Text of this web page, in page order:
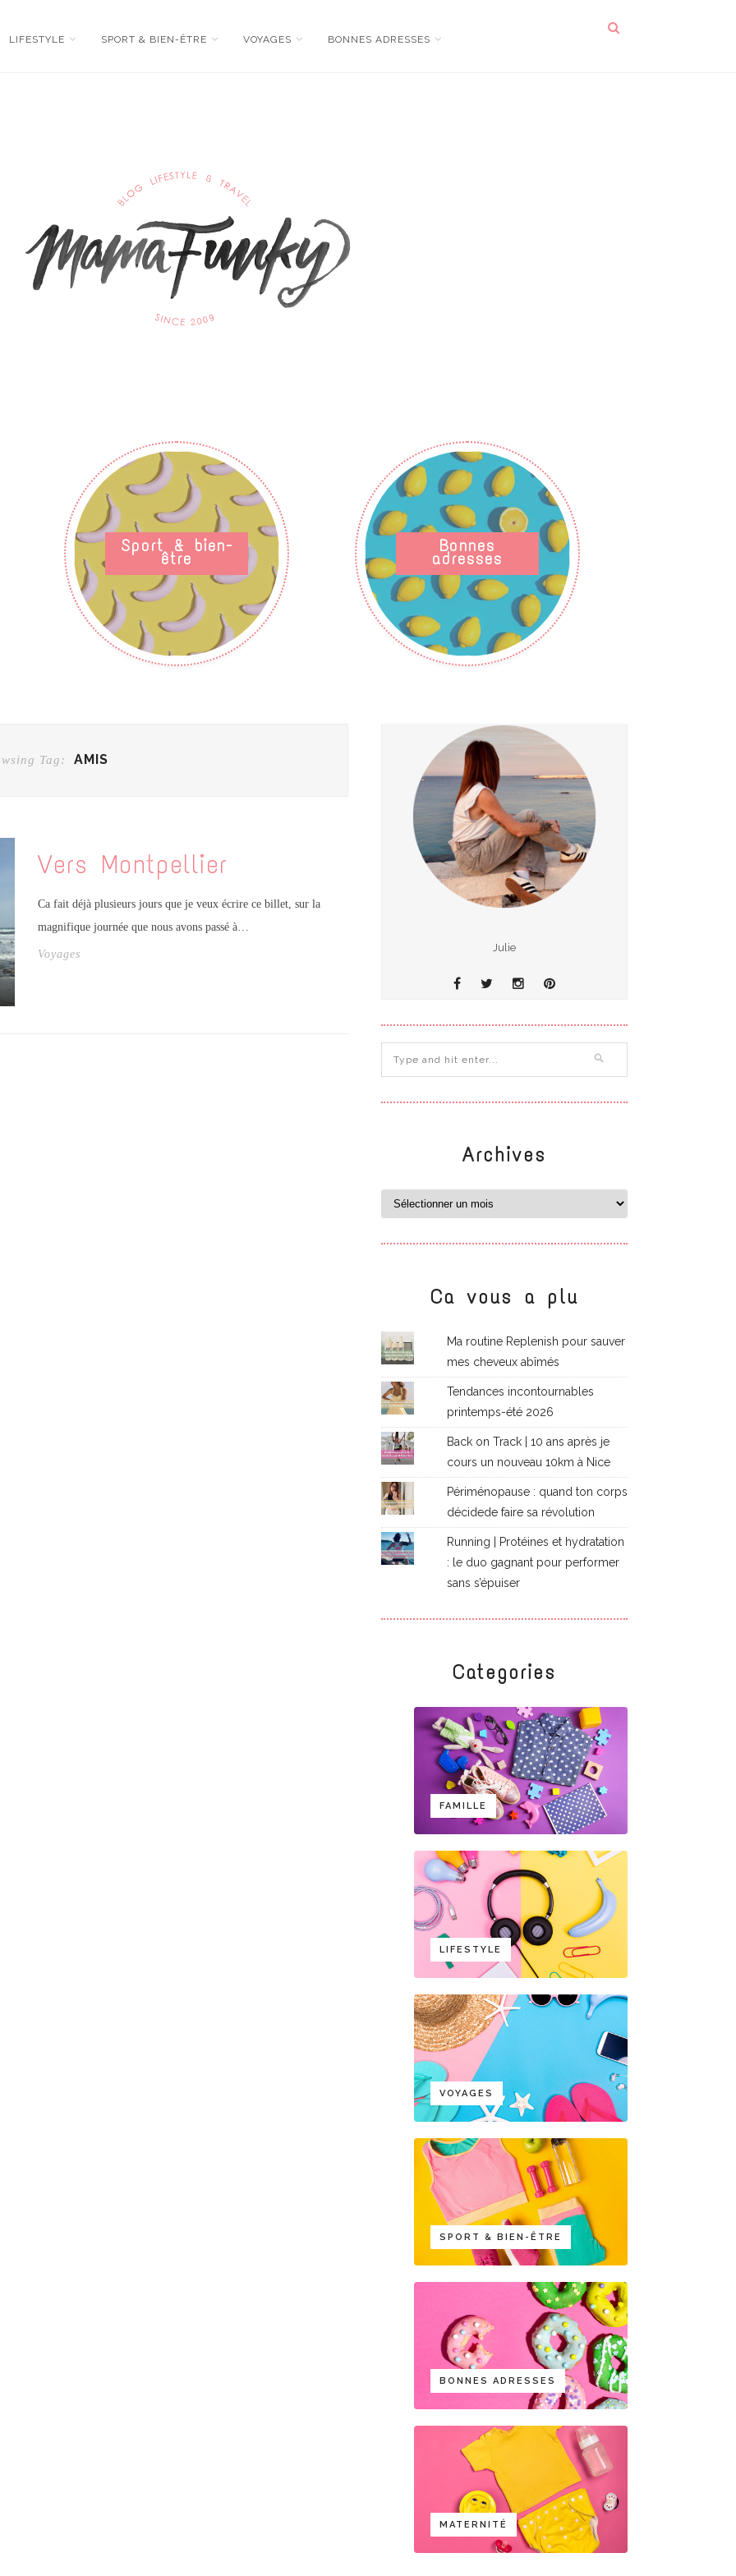
LIFESTYLE SPORT & BIEN-ÊTRE VOYAGES BONNES ADRESSES
Sport & bien-
être
Bonnes
adresses
Tag: AMIS
Vers Montpellier
Ca fait déjà plusieurs jours que je veux écrire ce billet, sur la
magnifique journée que nous avons passé à…
Voyages
Julie
Archives
Ca vous a plu
Ma routine Replenish pour sauver
mes cheveux abîmés
Tendances incontournables
printemps-été 2026
Back on Track | 10 ans après je
cours un nouveau 10km à Nice
Périménopause : quand ton corps
décidede faire sa révolution
Running | Protéines et hydratation
: le duo gagnant pour performer
sans s’épuiser
Categories
FAMILLE
LIFESTYLE
VOYAGES
SPORT & BIEN-ÊTRE
BONNES ADRESSES
MATERNITÉ